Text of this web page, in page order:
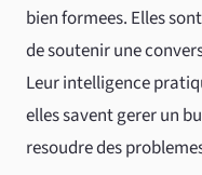
bien formees. Elles
de soutenir une
Leur intelligence
elles savent gerer un
resoudre des